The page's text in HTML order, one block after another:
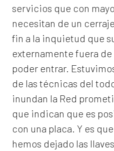
servicios que con
necesitan de un
fin a la inquietud que
externamente fuera de
poder entrar.
de las técnicas del
inundan la Red
que indican que es
con una placa. Y es
hemos dejado las